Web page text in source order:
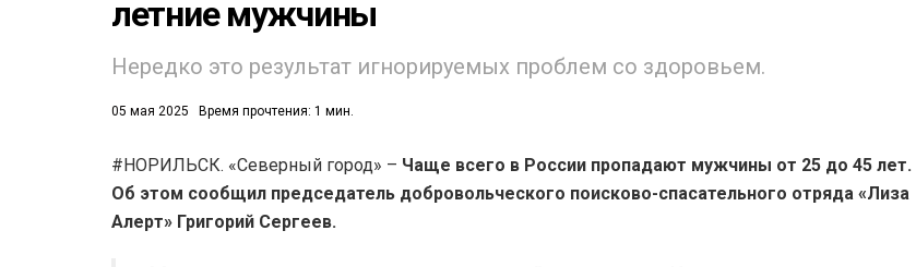
летние мужчины
Нередко это результат игнорируемых проблем со здоровьем.
05 мая 2025 Время прочтения: 1 мин.
#НОРИЛЬСК. «Северный город» – Чаще всего в России пропадают мужчины от 25 до 45 лет.
Об этом сообщил председатель добровольческого поисково-спасательного отряда «Лиза
Алерт» Григорий Сергеев.